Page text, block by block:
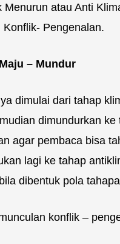
Menurun atau Anti
Pengenalan.
– Mundur
dimulai dari tahap
dimundurkan
agar pembaca bisa
lagi ke tahap
dibentuk pola
konflik –